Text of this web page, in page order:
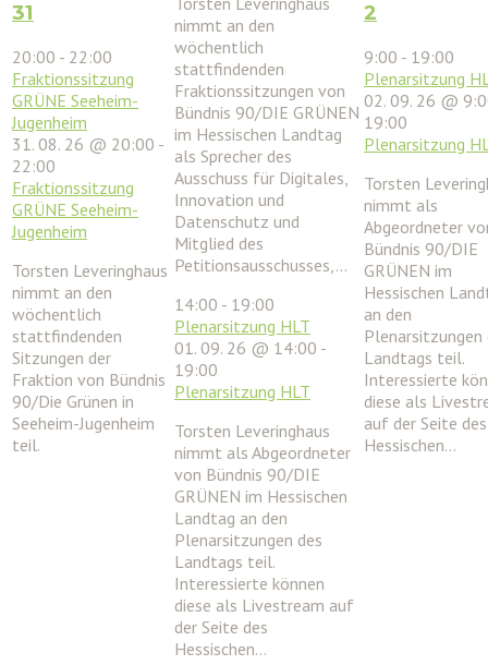
31
20:00 - 22:00
Fraktionssitzung
GRÜNE Seeheim-
Jugenheim
31. 08. 26 @ 20:00 -
22:00
Fraktionssitzung
GRÜNE Seeheim-
Jugenheim
Torsten Leveringhaus
nimmt an den
wöchentlich
stattfindenden
Sitzungen der
Fraktion von Bündnis
90/Die Grünen in
Seeheim-Jugenheim
teil.
nimmt an den
wöchentlich
stattfindenden
Fraktionssitzungen von
Bündnis 90/DIE GRÜNEN
im Hessischen Landtag
als Sprecher des
Ausschuss für Digitales,
Innovation und
Datenschutz und
Mitglied des
Petitionsausschusses,…
14:00 - 19:00
Plenarsitzung HLT
01. 09. 26 @ 14:00 -
19:00
Plenarsitzung HLT
Torsten Leveringhaus
nimmt als Abgeordneter
von Bündnis 90/DIE
GRÜNEN im Hessischen
Landtag an den
Plenarsitzungen des
Landtags teil.
Interessierte können
diese als Livestream auf
der Seite des
Hessischen…
2
9:00 - 19:00
Plenarsitzung
02. 09. 26 @
19:00
Plenarsitzung
Torsten
nimmt als
Abgeordneter
Bündnis 90/DIE
GRÜNEN im
Hessischen
an den
Plenarsitzungen
Landtags teil.
Interessierte
diese als
auf der Seite des
Hessischen…